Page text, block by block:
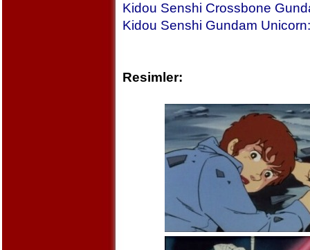
Kidou Senshi Crossbone
Kidou Senshi Gundam
Resimler: